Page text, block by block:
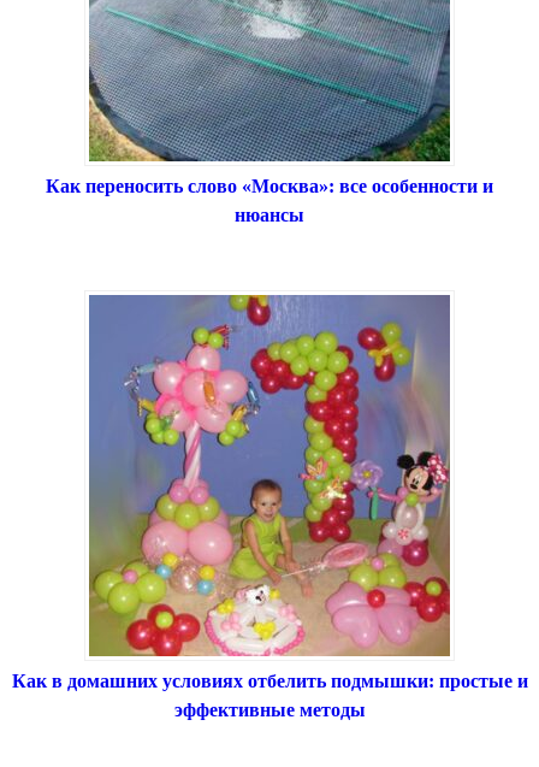
Как переносить слово «Москва»: все особенности и
нюансы
Как в домашних условиях отбелить подмышки: простые и
эффективные методы